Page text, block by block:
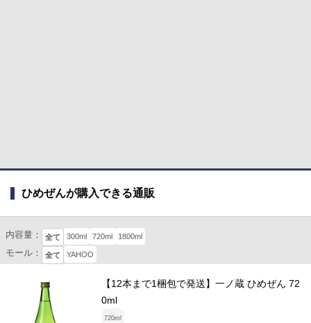
ひめぜんが購入できる通販
内容量： 全て 300ml 720ml 1800ml
モール： 全て YAHOO
【12本まで1梱包で発送】一ノ蔵 ひめぜん 72
0ml
720ml